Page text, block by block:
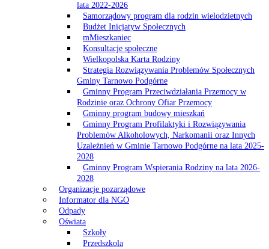
lata 2022-2026
Samorządowy program dla rodzin wielodzietnych
Budżet Inicjatyw Społecznych
mMieszkaniec
Konsultacje społeczne
Wielkopolska Karta Rodziny
Strategia Rozwiązywania Problemów Społecznych
Gminy Tarnowo Podgórne
Gminny Program Przeciwdziałania Przemocy w
Rodzinie oraz Ochrony Ofiar Przemocy
Gminny program budowy mieszkań
Gminny Program Profilaktyki i Rozwiązywania
Problemów Alkoholowych, Narkomanii oraz Innych
Uzależnień w Gminie Tarnowo Podgórne na lata 2025-
2028
Gminny Program Wspierania Rodziny na lata 2026-
2028
Organizacje pozarządowe
Informator dla NGO
Odpady
Oświata
Szkoły
Przedszkola